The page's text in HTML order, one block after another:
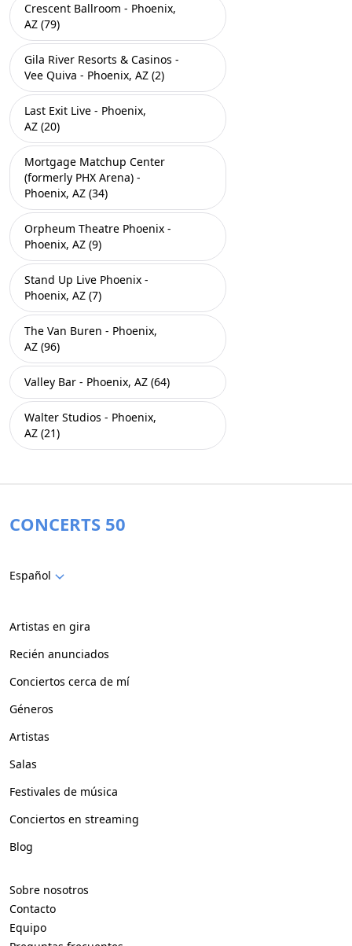
Crescent Ballroom - Phoenix,
AZ (79)
Gila River Resorts & Casinos -
Vee Quiva - Phoenix, AZ (2)
Last Exit Live - Phoenix,
AZ (20)
Mortgage Matchup Center
(formerly PHX Arena) -
Phoenix, AZ (34)
Orpheum Theatre Phoenix -
Phoenix, AZ (9)
Stand Up Live Phoenix -
Phoenix, AZ (7)
The Van Buren - Phoenix,
AZ (96)
Valley Bar - Phoenix, AZ (64)
Walter Studios - Phoenix,
AZ (21)
CONCERTS 50
Español
Artistas en gira
Recién anunciados
Conciertos cerca de mí
Géneros
Artistas
Salas
Festivales de música
Conciertos en streaming
Blog
Sobre nosotros
Contacto
Equipo